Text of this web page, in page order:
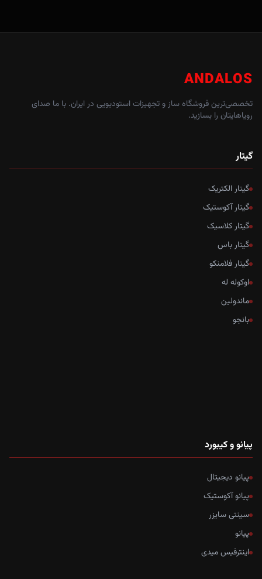
ANDALOS
تخصصی‌ترین فروشگاه ساز و تجهیزات استودیویی در ایران. با ما صدای
رویاهایتان را بسازید.
گیتار
گیتار الکتریک
گیتار آکوستیک
گیتار کلاسیک
گیتار باس
گیتار فلامنکو
اوکوله له
ماندولین
بانجو
پیانو و کیبورد
پیانو دیجیتال
پیانو آکوستیک
سینتی سایزر
پیانو
اینترفیس میدی